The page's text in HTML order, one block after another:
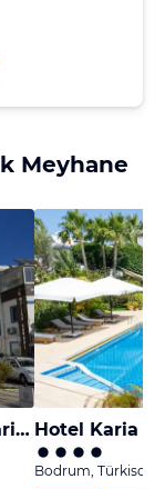
Meyhane
DoubleTree by Hilton Bodrum Marina Vista Hotel Karia
Bodrum, Türkische